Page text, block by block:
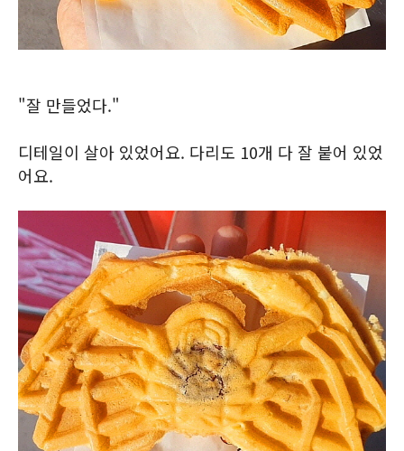
"잘 만들었다."
디테일이 살아 있었어요. 다리도 10개 다 잘 붙어 있었
어요.